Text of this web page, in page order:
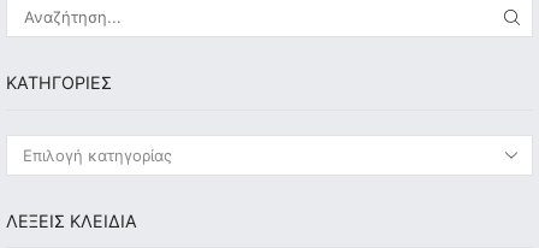
KΑΤΗΓΟΡΊΕΣ
ΛΕΞΕΙΣ ΚΛΕΙΔΙΑ